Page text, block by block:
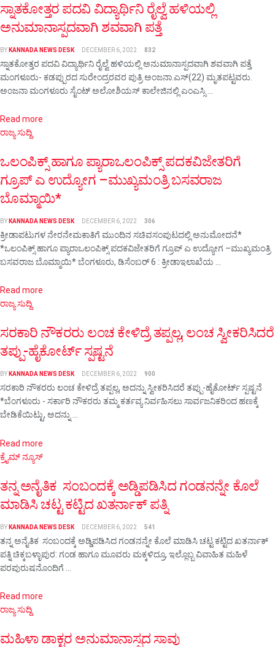
ಸ್ನಾತಕೋತ್ತರ ಪದವಿ ವಿದ್ಯಾರ್ಥಿನಿ ರೈಲ್ವೆ ಹಳಿಯಲ್ಲಿ
ಅನುಮಾನಾಸ್ಪದವಾಗಿ ಶವವಾಗಿ ಪತ್ತೆ
BY KANNADA NEWS DESK DECEMBER 6, 2022 832
ಸ್ನಾತಕೋತ್ತರ ಪದವಿ ವಿದ್ಯಾರ್ಥಿನಿ ರೈಲ್ವೆ ಹಳಿಯಲ್ಲಿ ಅನುಮಾನಾಸ್ಪದವಾಗಿ ಶವವಾಗಿ ಪತ್ತೆ
ಮಂಗಳೂರು- ಕಡಪ್ಪುರದ ಸುರೇಂದ್ರರವರ ಪುತ್ರಿ ಅಂಜನಾ.ಎಸ್(22) ಮೃತಪಟ್ಟವರು.
ಅಂಜನಾ ಮಂಗಳೂರು ಸೈಂಟ್ ಅಲೋಶಿಯಸ್ ಕಾಲೇಜಿನಲ್ಲಿ ಎಂಎಸ್ಸಿ ...
Read more
ರಾಜ್ಯ ಸುದ್ದಿ
ಒಲಂಪಿಕ್ಸ್ ಹಾಗೂ ಪ್ಯಾರಾಒಲಂಪಿಕ್ಸ್ ಪದಕವಿಜೇತರಿಗೆ
ಗ್ರೂಪ್ ಎ ಉದ್ಯೋಗ –ಮುಖ್ಯಮಂತ್ರಿ ಬಸವರಾಜ
ಬೊಮ್ಮಾಯಿ*
BY KANNADA NEWS DESK DECEMBER 6, 2022 306
ಕ್ರೀಡಾಪಟುಗಳ ನೇರನೇಮಕಾತಿಗೆ ಮುಂದಿನ ಸಚಿವಸಂಪುಟದಲ್ಲಿ ಅನುಮೋದನೆ*
*ಒಲಂಪಿಕ್ಸ್ ಹಾಗೂ ಪ್ಯಾರಾಒಲಂಪಿಕ್ಸ್ ಪದಕವಿಜೇತರಿಗೆ ಗ್ರೂಪ್ ಎ ಉದ್ಯೋಗ –ಮುಖ್ಯಮಂತ್ರಿ
ಬಸವರಾಜ ಬೊಮ್ಮಾಯಿ* ಬೆಂಗಳೂರು, ಡಿಸೆಂಬರ್ 6 : ಕ್ರೀಡಾಇಲಾಖೆಯ ...
Read more
ರಾಜ್ಯ ಸುದ್ದಿ
ಸರಕಾರಿ ನೌಕರರು ಲಂಚ ಕೇಳಿದ್ರೆ ತಪ್ಪಲ್ಲ, ಲಂಚ ಸ್ವೀಕರಿಸಿದರೆ
ತಪ್ಪು-ಹೈಕೋರ್ಟ್ ಸ್ಪಷ್ಟನೆ
BY KANNADA NEWS DESK DECEMBER 6, 2022 900
ಸರಕಾರಿ ನೌಕರರು ಲಂಚ ಕೇಳಿದ್ರೆ ತಪ್ಪಲ್ಲ, ಅದನ್ನು ಸ್ವೀಕರಿಸಿದರೆ ತಪ್ಪು-ಹೈಕೋರ್ಟ್ ಸ್ಪಷ್ಟನೆ
*ಬೆಂಗಳೂರು - ಸರ್ಕಾರಿ ನೌಕರರು ತಮ್ಮ ಕರ್ತವ್ಯ ನಿರ್ವಹಿಸಲು ಸಾರ್ವಜನಿಕರಿಂದ ಹಣಕ್ಕೆ
ಬೇಡಿಕೆಯಿಟ್ಟು, ಅದನ್ನು ...
Read more
ಕ್ರೈಮ್ ನ್ಯೂಸ್
ತನ್ನ ಅನೈತಿಕ ಸಂಬಂದಕ್ಕೆ ಅಡ್ಡಿಪಡಿಸಿದ ಗಂಡನನ್ನೇ ಕೊಲೆ
ಮಾಡಿಸಿ ಚಟ್ಟ ಕಟ್ಟಿದ ಖತರ್ನಾಕ್ ಪತ್ನಿ
BY KANNADA NEWS DESK DECEMBER 6, 2022 541
ತನ್ನ ಅನೈತಿಕ ಸಂಬಂದಕ್ಕೆ ಅಡ್ಡಿಪಡಿಸಿದ ಗಂಡನನ್ನೇ ಕೊಲೆ ಮಾಡಿಸಿ ಚಟ್ಟ ಕಟ್ಟಿದ ಖತರ್ನಾಕ್
ಪತ್ನಿ ಚಿಕ್ಕಬಳ್ಳಾಪುರ: ಗಂಡ ಹಾಗೂ ಮೂವರು ಮಕ್ಕಳಿದ್ರೂ, ಇಲ್ಲೊಬ್ಬ ವಿವಾಹಿತ ಮಹಿಳೆ
ಪರಪುರುಷನೊಂದಿಗೆ ...
Read more
ರಾಜ್ಯ ಸುದ್ದಿ
ಮಹಿಳಾ ಡಾಕ್ಟರ ಅನುಮಾನಾಸ್ಪದ ಸಾವು